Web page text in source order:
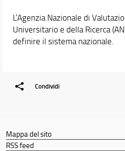
L’Agenzia Nazionale di
Universitario e della Ricerca
definire il sistema nazionale.
Condividi
Mappa del sito
RSS feed